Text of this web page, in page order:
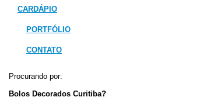
CARDÁPIO
PORTFÓLIO
CONTATO
Procurando por:
Bolos Decorados Curitiba?